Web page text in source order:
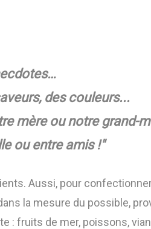
des couleurs...
mère ou notre grand-
ou entre amis !"
Aussi, pour
la mesure du possible,
: fruits de mer, poissons,